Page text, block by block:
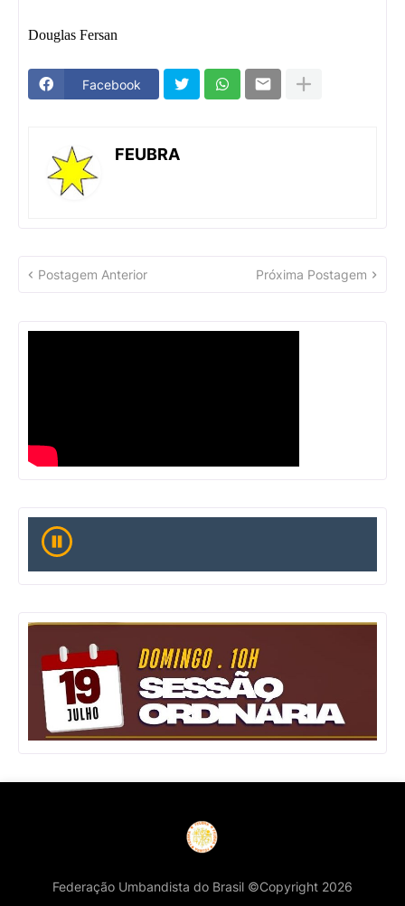
Douglas Fersan
Facebook
FEUBRA
Postagem Anterior Próxima Postagem
Federação Umbandista do Brasil ©Copyright 2026